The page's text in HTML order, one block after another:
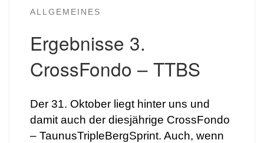
ALLGEMEINES
Ergebnisse 3.
CrossFondo – TTBS
Der 31. Oktober liegt hinter uns und
damit auch der diesjährige CrossFondo
– TaunusTripleBergSprint. Auch, wenn